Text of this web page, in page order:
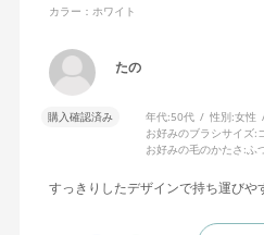
カラー：ホワイト
たの
購入確認済み 年代:50代 性別:女性
お好みのブラシサイズ:
お好みの毛のかたさ:ふ
すっきりしたデザインで持ち運びや